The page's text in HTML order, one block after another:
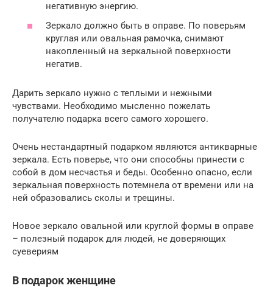
негативную энергию.
Зеркало должно быть в оправе. По поверьям
круглая или овальная рамочка, снимают
накопленный на зеркальной поверхности
негатив.
Дарить зеркало нужно с теплыми и нежными
чувствами. Необходимо мысленно пожелать
получателю подарка всего самого хорошего.
Очень нестандартный подарком являются антикварные
зеркала. Есть поверье, что они способны принести с
собой в дом несчастья и беды. Особенно опасно, если
зеркальная поверхность потемнела от времени или на
ней образовались сколы и трещины.
Новое зеркало овальной или круглой формы в оправе
– полезный подарок для людей, не доверяющих
суевериям
В подарок женщине